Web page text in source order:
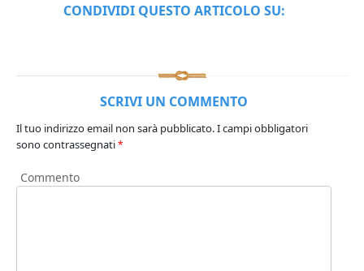
CONDIVIDI QUESTO ARTICOLO SU:
SCRIVI UN COMMENTO
Il tuo indirizzo email non sarà pubblicato.I campi obbligatori
sono contrassegnati*
Commento